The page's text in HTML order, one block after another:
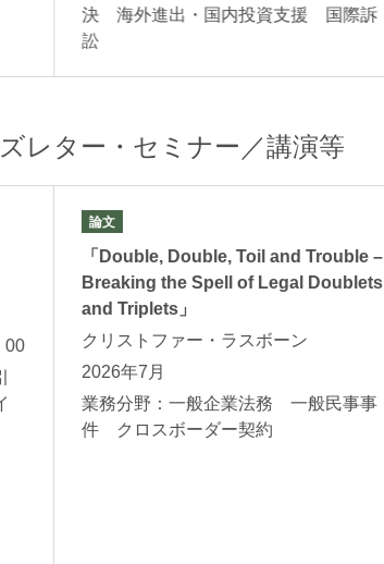
決 海外進出・国内投資支援 国際訴
訟
レター・セミナー／講演等
00
論文
「Double, Double, Toil and Trouble –
Breaking the Spell of Legal Doublets
and Triplets」
クリストファー・ラスボーン
2026年7月
業務分野：一般企業法務 一般民事事
件 クロスボーダー契約